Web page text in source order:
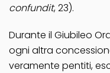
confundit, 23).
Durante il Giubileo
ogni altra
veramente pentiti,